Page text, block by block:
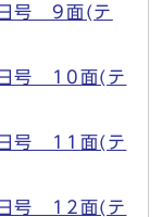
号 9面(テ
号 10面(テ
号 11面(テ
号 12面(テ